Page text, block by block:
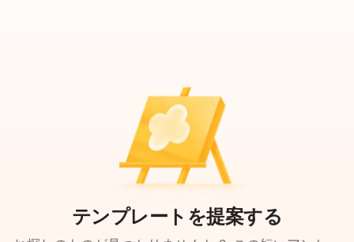
テンプレートを提案する